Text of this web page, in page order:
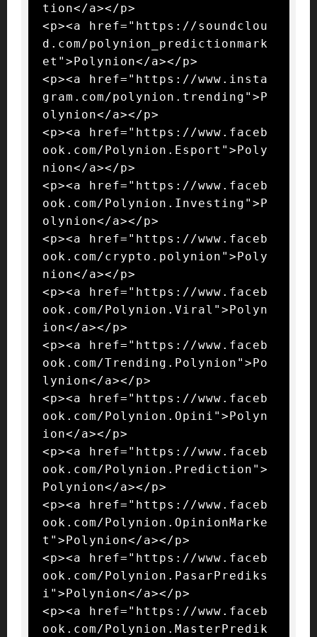
tion</a></p>
<p><a href="https://soundclou
d.com/polynion_predictionmark
et">Polynion</a></p>
<p><a href="https://www.insta
gram.com/polynion.trending">P
olynion</a></p>
<p><a href="https://www.faceb
ook.com/Polynion.Esport">Poly
nion</a></p>
<p><a href="https://www.faceb
ook.com/Polynion.Investing">P
olynion</a></p>
<p><a href="https://www.faceb
ook.com/crypto.polynion">Poly
nion</a></p>
<p><a href="https://www.faceb
ook.com/Polynion.Viral">Polyn
ion</a></p>
<p><a href="https://www.faceb
ook.com/Trending.Polynion">Po
lynion</a></p>
<p><a href="https://www.faceb
ook.com/Polynion.Opini">Polyn
ion</a></p>
<p><a href="https://www.faceb
ook.com/Polynion.Prediction">
Polynion</a></p>
<p><a href="https://www.faceb
ook.com/Polynion.OpinionMarke
t">Polynion</a></p>
<p><a href="https://www.faceb
ook.com/Polynion.PasarPrediks
i">Polynion</a></p>
<p><a href="https://www.faceb
ook.com/Polynion.MasterPredik